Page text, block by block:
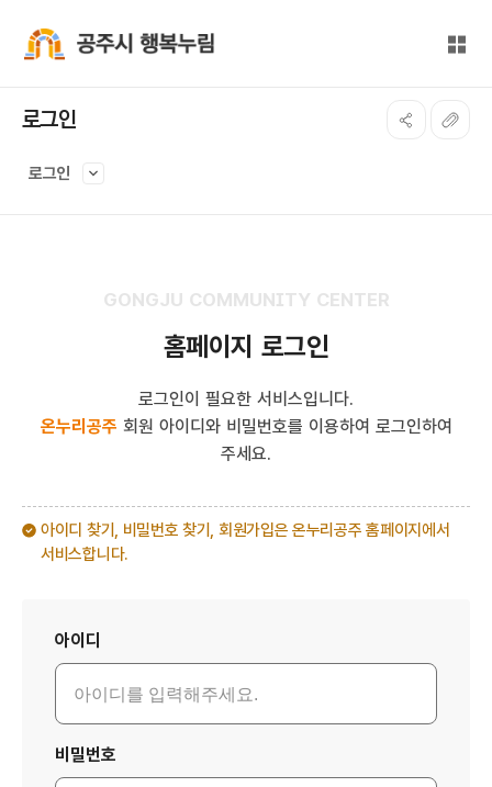
전체
로그인
로그인
GONGJU COMMUNITY CENTER
홈페이지 로그인
로그인이 필요한 서비스입니다.
온누리공주 회원 아이디와 비밀번호를 이용하여 로그인하여
주세요.
아이디 찾기, 비밀번호 찾기, 회원가입은 온누리공주 홈페이지에서
서비스합니다.
아이디
비밀번호